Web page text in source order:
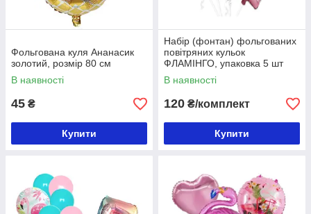
Фольгована куля Ананасик
золотий, розмір 80 см
В наявності
45 ₴
Купити
Набір (фонтан) фольгованих
повітряних кульок
ФЛАМІНГО, упаковка 5 шт
№5
В наявності
120 ₴/комплект
Купити